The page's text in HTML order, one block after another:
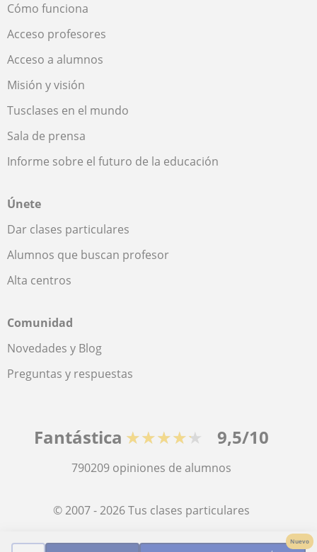
Nuevo
Cómo funciona
Acceso profesores
Acceso a alumnos
Misión y visión
Tusclases en el mundo
Sala de prensa
Informe sobre el futuro de la educación
Únete
Dar clases particulares
Alumnos que buscan profesor
Alta centros
Comunidad
Novedades y Blog
Preguntas y respuestas
Fantástica ★★★★★ 9,5/10
790209 opiniones de alumnos
© 2007 - 2026 Tus clases particulares
Mapa web:Profesores particulares